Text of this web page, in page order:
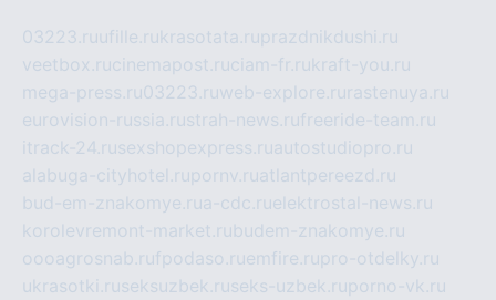
03223.ruufille.rukrasotata.ruprazdnikdushi.ru
veetbox.rucinemapost.ruciam-fr.rukraft-you.ru
mega-press.ru03223.ruweb-explore.ru rastenuya.ru
eurovision-russia.rustrah-news.rufreeride-team.ru
itrack-24.rusexshopexpress.ruautostudiopro.ru
alabuga-cityhotel.rupornv.ruatlantpereezd.ru
bud-em-znakomye.rua-cdc.ruelektrostal-news.ru
korolevremont-market.rubudem-znakomye.ru
oooagrosnab.rufpodaso.ruemfire.rupro-otdelky.ru
ukrasotki.ruseksuzbek.ruseks-uzbek.ruporno-vk.ru